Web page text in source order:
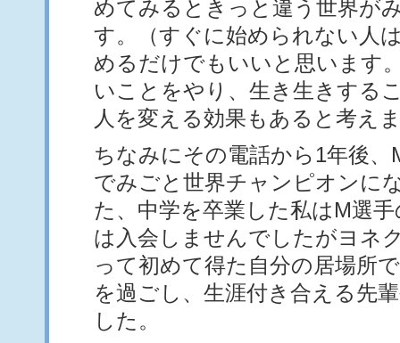
めてみるときっと違う世界が
す。（すぐに始められない人
めるだけでもいいと思います
いことをやり、生き生きする
人を変える効果もあると考え
ちなみにその電話から1年後
でみごと世界チャンピオンに
た、中学を卒業した私はM選
は入会しませんでしたがヨネ
って初めて得た自分の居場所
を過ごし、生涯付き合える先
した。